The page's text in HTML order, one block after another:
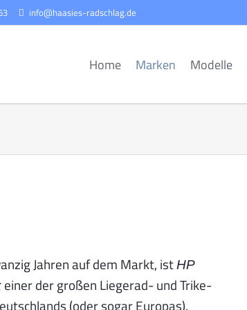
info@haasies-radschlag.de
Home Marken
HP Velotechnik
Modelle
Das Team
Suche
Jahren auf dem Markt, istHP
einer der großen Liegerad- und Trike-
(oder sogar Europas).